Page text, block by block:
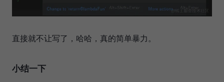
直接就不让写了，哈哈，真的简单暴力。
小结一下